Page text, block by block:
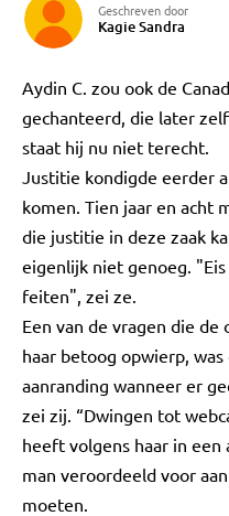
Geschreven door
Kagie Sandra
Aydin C. zou ook de
gechanteerd, die later
staat hij nu niet terecht.
Justitie kondigde eerder
komen. Tien jaar en acht
die justitie in deze zaak
eigenlijk niet genoeg.
feiten", zei ze.
Een van de vragen die
haar betoog opwierp,
aanranding wanneer er
zei zij. “Dwingen tot
heeft volgens haar in een
man veroordeeld voor
moeten.